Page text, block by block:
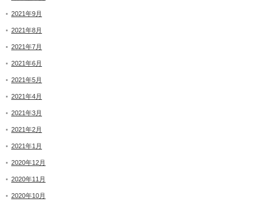
2021年9月
2021年8月
2021年7月
2021年6月
2021年5月
2021年4月
2021年3月
2021年2月
2021年1月
2020年12月
2020年11月
2020年10月